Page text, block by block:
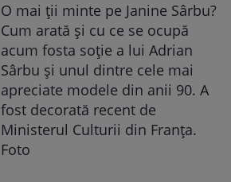
O mai ții minte pe Janine Sârbu?
Cum arată și cu ce se ocupă
acum fosta soție a lui Adrian
Sârbu și unul dintre cele mai
apreciate modele din anii 90. A
fost decorată recent de
Ministerul Culturii din Franța.
Foto